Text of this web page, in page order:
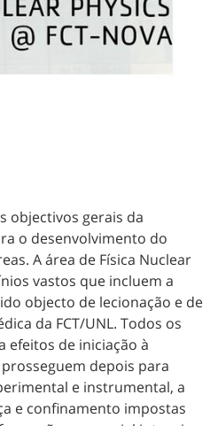
objectivos gerais da
o desenvolvimento do
A área de Física Nuclear
vastos que incluem a
objecto de lecionação e de
da FCT/UNL. Todos os
efeitos de iniciação à
depois para
e instrumental, a
e confinamento impostas